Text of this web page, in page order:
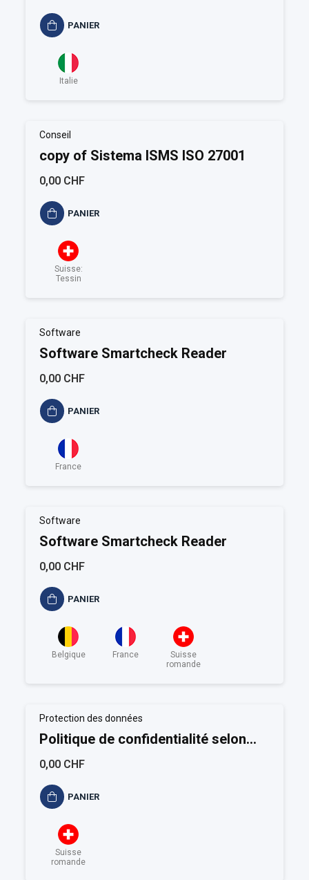
PANIER
Italie
Conseil
copy of Sistema ISMS ISO 27001
0,00 CHF
PANIER
Suisse:
Tessin
Software
Software Smartcheck Reader
0,00 CHF
PANIER
France
Software
Software Smartcheck Reader
0,00 CHF
PANIER
Belgique France
Suisse
romande
Protection des données
Politique de confidentialité selon
RGPD (Suisse)
0,00 CHF
PANIER
Suisse
romande